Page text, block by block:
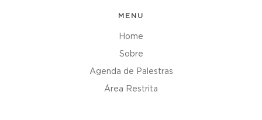
MENU
Home
Sobre
Agenda de Palestras
Área Restrita